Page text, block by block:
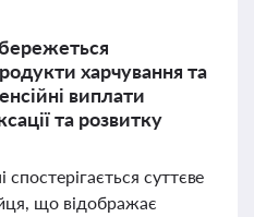
харчування та
виплати
та розвитку
спостерігається суттєве
що відображає